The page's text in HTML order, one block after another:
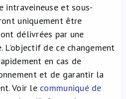
intraveineuse et sous-
uniquement être
délivrées par une
L'objectif de ce changement
en cas de
et de garantir la
Voir le communiqué de